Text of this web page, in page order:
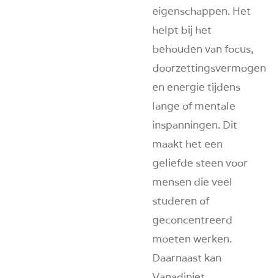
eigenschappen. Het
helpt bij het
behouden van focus,
doorzettingsvermogen
en energie tijdens
lange of mentale
inspanningen. Dit
maakt het een
geliefde steen voor
mensen die veel
studeren of
geconcentreerd
moeten werken.
Daarnaast kan